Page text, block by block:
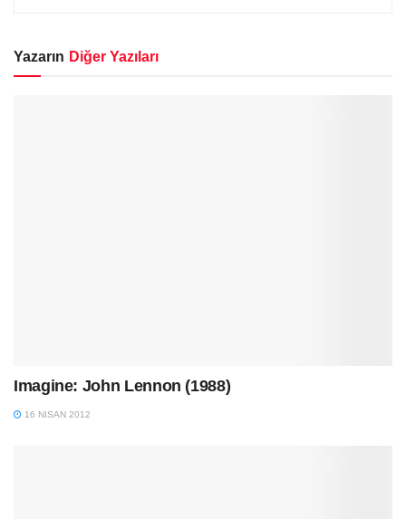
Yazarın Diğer Yazıları
Imagine: John Lennon (1988)
16 NISAN 2012